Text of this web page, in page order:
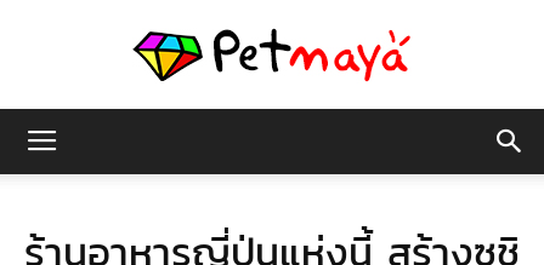
มายา
ร้านอาหารญี่ปุ่นแห่งนี้ สร้างซูชิ